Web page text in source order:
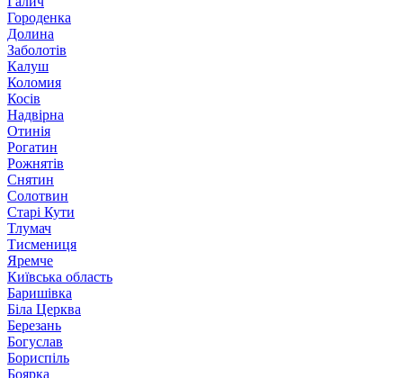
Городенка
Долина
Заболотів
Калуш
Коломия
Косів
Надвірна
Отинія
Рогатин
Рожнятів
Снятин
Солотвин
Старі Кути
Тлумач
Тисмениця
Яремче
Київська область
Баришівка
Біла Церква
Березань
Богуслав
Бориспіль
Боярка